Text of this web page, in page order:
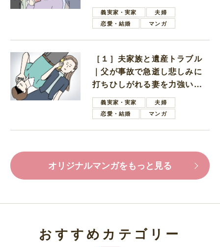
母義実家・実家
夫婦
恋愛・結婚
マンガ
［１］夫家族と遺産トラブル
｜父が事故で急逝し悲しみに
打ちひしがれる妻を力強い言
葉で励ます夫
義実家・実家
夫婦
恋愛・結婚
マンガ
オリジナルマンガをもっと見る
おすすめカテゴリー